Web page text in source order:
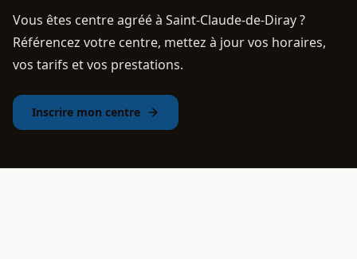
Vous êtes centre agréé à Saint-Claude-de-Diray ?
Référencez votre centre, mettez à jour vos horaires,
vos tarifs et vos prestations.
Inscrire mon centre